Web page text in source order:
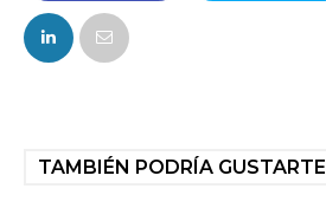
FACEBOOK
TAMBIÉN PODRÍA GUSTARTE